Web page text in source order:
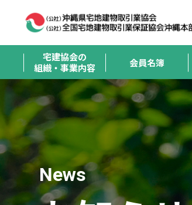
宅建協会の
組織・事業内容
会員名簿
News